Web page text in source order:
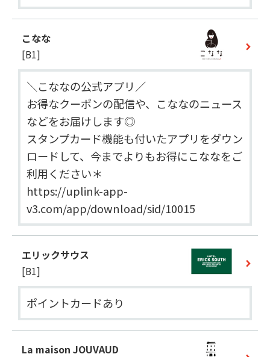
こなな
[B1]
＼こななの公式アプリ／
お得なクーポンの配信や、こななのニュース
などをお届けします◎
スタンプカード機能も付いたアプリをダウン
ロードして、今までよりもお得にこななをご
利用ください＊
https://uplink-app-
v3.com/app/download/sid/10015
エリックサウス
[B1]
ポイントカードあり
La maison JOUVAUD